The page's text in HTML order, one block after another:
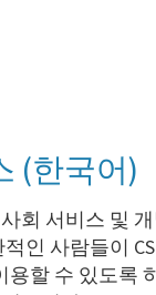
(한국어)
회 서비스 및 개
인 사람들이
용할 수 있도록